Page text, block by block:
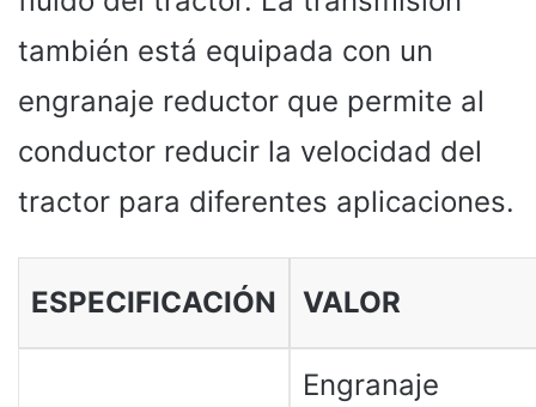
también está equipada con un
engranaje reductor que permite al
conductor reducir la velocidad del
tractor para diferentes aplicaciones.
ESPECIFICACIÓN VALOR
Engranaje